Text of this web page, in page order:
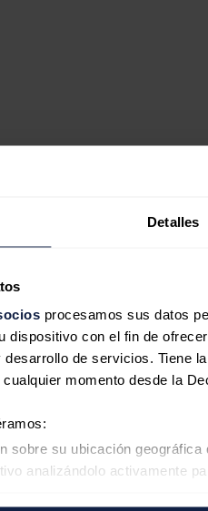
Detalles
procesamos sus datos
dispositivo con el fin de
de servicios. Tiene
momento desde la
sobre su ubicación
analizándolo activamente